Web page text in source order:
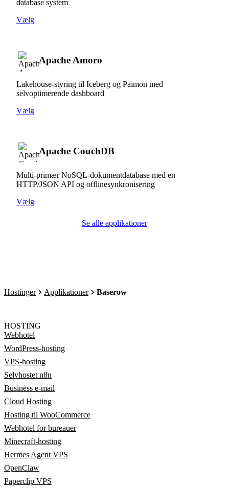
database system
Vælg
Apache Amoro
Lakehouse-styring til Iceberg og Paimon med
selvoptimerende dashboard
Vælg
Apache CouchDB
Multi-primær NoSQL-dokumentdatabase med en
HTTP/JSON API og offlinesynkronisering
Vælg
Se alle applikationer
Hostinger Applikationer Baserow
HOSTING
Webhotel
WordPress-hosting
VPS-hosting
Selvhostet n8n
Business e-mail
Cloud Hosting
Hosting til WooCommerce
Webhotel for bureauer
Minecraft-hosting
Hermes Agent VPS
OpenClaw
Paperclip VPS